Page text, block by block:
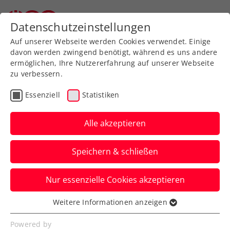
Aktuelle News
News filtern
Datenschutzeinstellungen
Auf unserer Webseite werden Cookies verwendet. Einige
davon werden zwingend benötigt, während es uns andere
ermöglichen, Ihre Nutzererfahrung auf unserer Webseite
zu verbessern.
Essenziell Statistiken
Alle akzeptieren
Speichern & schließen
Nur essenzielle Cookies akzeptieren
Essenziell
Essenzielle Cookies werden für grundlegende
Weitere Informationen anzeigen
Powered by